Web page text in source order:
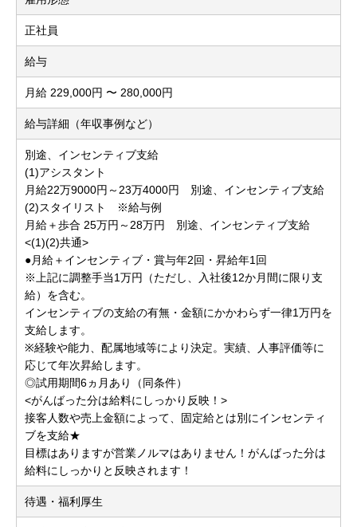
正社員
給与
月給 229,000円 〜 280,000円
給与詳細（年収事例など）
別途、インセンティブ支給
(1)アシスタント
月給22万9000円～23万4000円 別途、インセンティブ支給
(2)スタイリスト ※給与例
月給＋歩合 25万円～28万円 別途、インセンティブ支給
<(1)(2)共通>
●月給＋インセンティブ・賞与年2回・昇給年1回
※上記に調整手当1万円（ただし、入社後12か月間に限り支
給）を含む。
インセンティブの支給の有無・金額にかかわらず一律1万円を
支給します。
※経験や能力、配属地域等により決定。実績、人事評価等に
応じて年次昇給します。
◎試用期間6ヵ月あり（同条件）
<がんばった分は給料にしっかり反映！>
接客人数や売上金額によって、固定給とは別にインセンティ
ブを支給★
目標はありますが営業ノルマはありません！がんばった分は
給料にしっかりと反映されます！
待遇・福利厚生